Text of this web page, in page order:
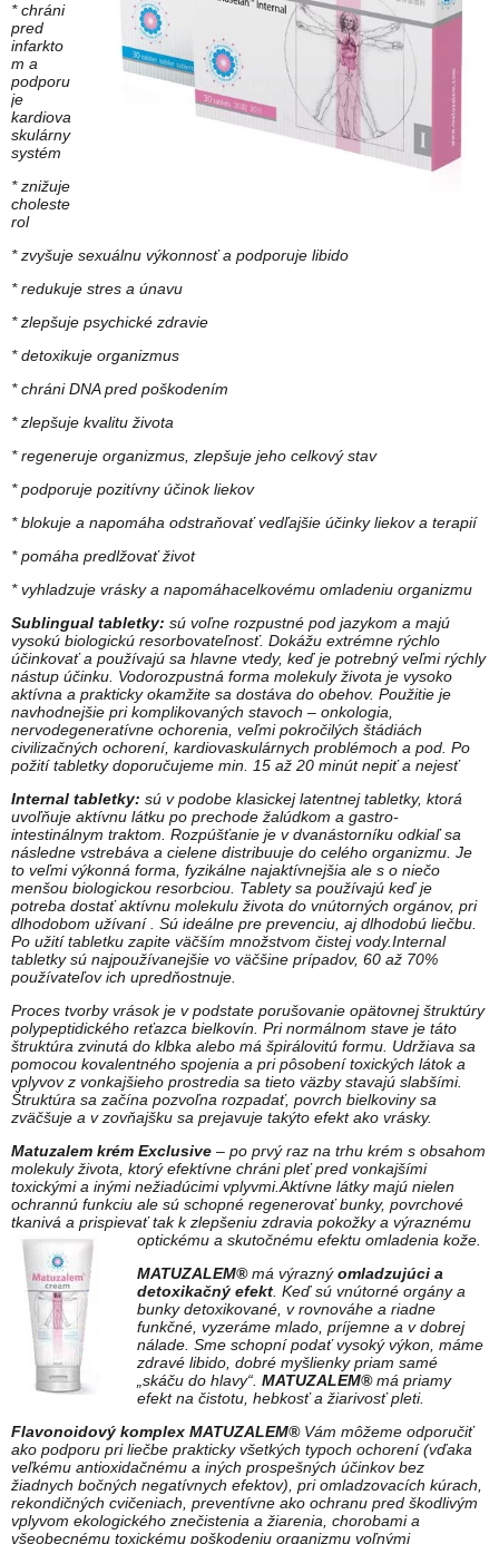
* chráni
pred
infarkto
m a
podporu
je
kardiova
skulárny
systém
* znižuje
choleste
rol
* zvyšuje sexuálnu výkonnosť a podporuje libido
* redukuje stres a únavu
* zlepšuje psychické zdravie
* detoxikuje organizmus
* chráni DNA pred poškodením
* zlepšuje kvalitu života
* regeneruje organizmus, zlepšuje jeho celkový stav
* podporuje pozitívny účinok liekov
* blokuje a napomáha odstraňovať vedľajšie účinky liekov a terapií
* pomáha predlžovať život
* vyhladzuje vrásky a napomáhacelkovému omladeniu organizmu
Sublingual tabletky: sú voľne rozpustné pod jazykom a majú
vysokú biologickú resorbovateľnosť. Dokážu extrémne rýchlo
účinkovať a používajú sa hlavne vtedy, keď je potrebný veľmi rýchly
nástup účinku. Vodorozpustná forma molekuly života je vysoko
aktívna a prakticky okamžite sa dostáva do obehov. Použitie je
navhodnejšie pri komplikovaných stavoch – onkologia,
nervodegeneratívne ochorenia, veľmi pokročilých štádiách
civilizačných ochorení, kardiovaskulárnych problémoch a pod. Po
požití tabletky doporučujeme min. 15 až 20 minút nepiť a nejesť
Internal tabletky: sú v podobe klasickej latentnej tabletky, ktorá
uvoľňuje aktívnu látku po prechode žalúdkom a gastro-
intestinálnym traktom. Rozpúšťanie je v dvanástorníku odkiaľ sa
následne vstrebáva a cielene distribuuje do celého organizmu. Je
to veľmi výkonná forma, fyzikálne najaktívnejšia ale s o niečo
menšou biologickou resorbciou. Tablety sa používajú keď je
potreba dostať aktívnu molekulu života do vnútorných orgánov, pri
dlhodobom užívaní . Sú ideálne pre prevenciu, aj dlhodobú liečbu.
Po užití tabletku zapite väčším množstvom čistej vody.Internal
tabletky sú najpoužívanejšie vo väčšine prípadov, 60 až 70%
používateľov ich upredňostnuje.
Proces tvorby vrások je v podstate porušovanie opätovnej štruktúry
polypeptidického reťazca bielkovín. Pri normálnom stave je táto
štruktúra zvinutá do klbka alebo má špirálovitú formu. Udržiava sa
pomocou kovalentného spojenia a pri pôsobení toxických látok a
vplyvov z vonkajšieho prostredia sa tieto väzby stavajú slabšími.
Štruktúra sa začína pozvoľna rozpadať, povrch bielkoviny sa
zväčšuje a v zovňajšku sa prejavuje takýto efekt ako vrásky.
Matuzalem krém Exclusive – po prvý raz na trhu krém s obsahom
molekuly života, ktorý efektívne chráni pleť pred vonkajšími
toxickými a inými nežiadúcimi vplyvmi.Aktívne látky majú nielen
ochrannú funkciu ale sú schopné regenerovať bunky, povrchové
tkanivá a prispievať tak k zlepšeniu zdravia pokožky a výraznému
optickému a skutočnému efektu omladenia kože.
MATUZALEM®má výraznýomladzujúci a
detoxikačný efekt . Keď sú vnútorné orgány a
bunky detoxikované, v rovnováhe a riadne
funkčné, vyzeráme mlado, príjemne a v dobrej
nálade. Sme schopní podať vysoký výkon, máme
zdravé libido, dobré myšlienky priam samé
„skáču do hlavy“. MATUZALEM®má priamy
efekt na čistotu, hebkosť a žiarivosť pleti.
Flavonoidový komplex MATUZALEM®Vám môžeme odporučiť
ako podporu pri liečbe prakticky všetkých typoch ochorení (vďaka
veľkému antioxidačnému a iných prospešných účinkov bez
žiadnych bočných negatívnych efektov), pri omladzovacích kúrach,
rekondičných cvičeniach, preventívne ako ochranu pred škodlivým
vplyvom ekologického znečistenia a žiarenia, chorobami a
všeobecnému toxickému poškodeniu organizmu voľnými